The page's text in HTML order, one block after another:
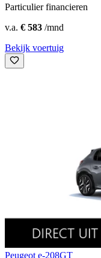
Particulier financieren
v.a. € 583 /mnd
Bekijk voertuig
Peugeot e-208GT